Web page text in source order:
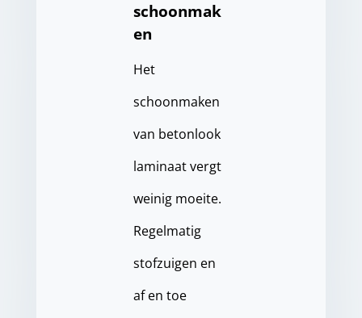
schoonmak
en
Het
schoonmaken
van betonlook
laminaat vergt
weinig moeite.
Regelmatig
stofzuigen en
af en toe